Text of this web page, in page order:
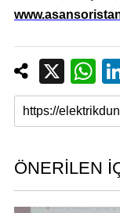
X
W
h
at
A
p
ÖNERİLEN